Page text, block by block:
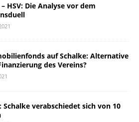
HSV: Die Analyse vor dem
auf Schalke: Alternative
des Vereins?
Schalke verabschiedet sich von 10